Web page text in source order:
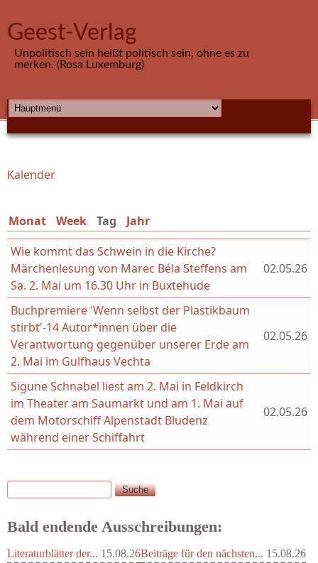
Geest-Verlag
Unpolitisch sein heißt politisch sein, ohne es zu
merken. (Rosa Luxemburg)
HAUPTMENÜ
Sie sind hier
Kalender
Monat Week Tag (aktiver Reiter)
Jahr
Wie kommt das Schwein in die Kirche?
Märchenlesung von Marec Béla Steffens am
Sa. 2. Mai um 16.30 Uhr in Buxtehude
02.05.26
Buchpremiere 'Wenn selbst der Plastikbaum
stirbt'-14 Autor*innen über die
Verantwortung gegenüber unserer Erde am
2. Mai im Gulfhaus Vechta
02.05.26
Sigune Schnabel liest am 2. Mai in Feldkirch
im Theater am Saumarkt und am 1. Mai auf
dem Motorschiff Alpenstadt Bludenz
während einer Schiffahrt
02.05.26
Suchformular
Suche
Bald endende Ausschreibungen:
Literaturblätter der... 15.08.26Beiträge für den nächsten... 15.08.26